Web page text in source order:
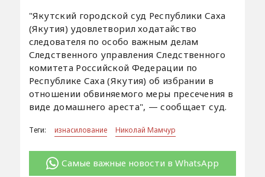
"Якутский городской суд Республики Саха
(Якутия) удовлетворил ходатайство
следователя по особо важным делам
Следственного управления Следственного
комитета Российской Федерации по
Республике Саха (Якутия) об избрании в
отношении обвиняемого меры пресечения в
виде домашнего ареста", — сообщает суд.
Теги: изнасилование Николай Мамчур
Самые важные новости в WhatsApp